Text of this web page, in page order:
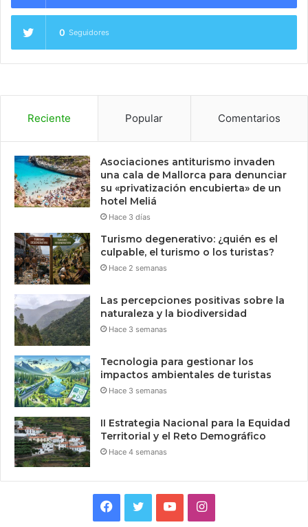
0 Seguidores
Reciente Popular Comentarios
Asociaciones antiturismo invaden
una cala de Mallorca para denunciar
su «privatización encubierta» de un
hotel Meliá
Hace 3 días
Turismo degenerativo: ¿quién es el
culpable, el turismo o los turistas?
Hace 2 semanas
Las percepciones positivas sobre la
naturaleza y la biodiversidad
Hace 3 semanas
Tecnologia para gestionar los
impactos ambientales de turistas
Hace 3 semanas
II Estrategia Nacional para la Equidad
Territorial y el Reto Demográfico
Hace 4 semanas
Facebook
TwitterYouTubeInstagram